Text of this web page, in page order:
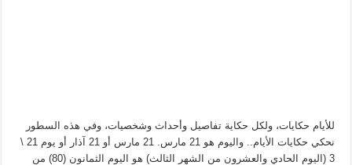
عوالم منصورة عز الدين.. حين يصبح الزمن بطل الرواية
الطعام في الحضارة الإسلامية.. تاريخ يُقرأ بالنكهات
للأيام حكايات، ولكل حكاية تفاصيل وأحداث وشخصيات، وفي هذه السطور
نحكي حكايات الأيام.. واليوم هو 21 مارس. 21 مارس أو 21 آذار أو يوم 21 \
3 (اليوم الحادي والعشرون من الشهر الثالث) هو اليوم الثمانون (80) من